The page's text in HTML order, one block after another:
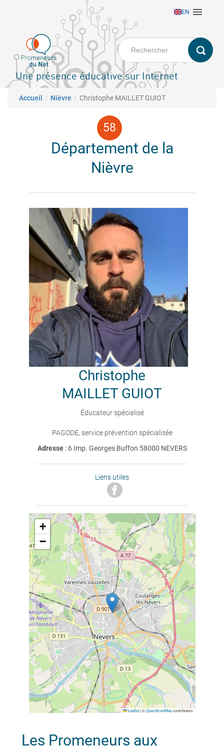
principal
EN 
Une présence éducative sur Internet
Fil d'Ariane
Accueil Nièvre Christophe MAILLET GUIOT
Département de la
Nièvre
Christophe
MAILLET GUIOT
Éducateur spécialisé
PAGODE, service prévention spécialisée
Adresse : 6 Imp. Georges Buffon 58000 NEVERS
Liens utiles
+
−
Leaflet |©OpenStreetMapcontributors
Les Promeneurs aux